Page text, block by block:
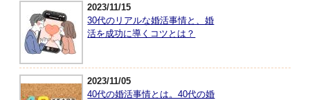
2023/11/15
30代のリアルな婚活事情と、婚
活を成功に導くコツとは？
2023/11/05
40代の婚活事情とは。40代の婚